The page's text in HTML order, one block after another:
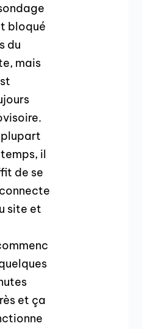
bloqué
du
mais
il
de se
site et
et ça